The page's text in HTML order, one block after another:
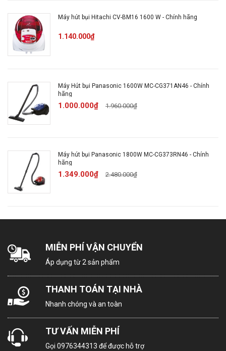
Máy hút bụi Hitachi CV-BM16 1600 W - Chính hãng
1.140.000₫
Máy Hút bụi Panasonic 1600W MC-CG371AN46 - Chính
hãng
1.000.000₫ 1.960.000₫
Máy hút bụi Panasonic 1800W MC-CG373RN46 - Chính
hãng
1.349.000₫ 2.480.000₫
MIỄN PHÍ VẬN CHUYỂN
Áp dụng từ 2 sản phẩm
THANH TOÁN TẠI NHÀ
Nhanh chóng và an toàn
TƯ VẤN MIỄN PHÍ
Gọi 0976344313 để được hỗ trợ